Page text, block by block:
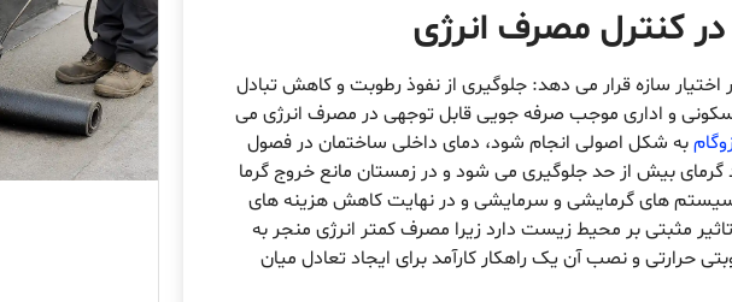
کنترل مصرف انرژی
اختیار سازه قرار می دهد: جلوگیری از نفوذ رطوبت و کاهش تبادل
و اداری موجب صرفه جویی قابل توجهی در مصرف انرژی می
به شکل اصولی انجام شود، دمای داخلی ساختمان در فصول
گرمای بیش از حد جلوگیری می شود و در زمستان مانع خروج گرما
های گرمایشی و سرمایشی و در نهایت کاهش هزینه های
مثبتی بر محیط زیست دارد زیرا مصرف کمتر انرژی منجر به
حرارتی و نصب آن یک راهکار کارآمد برای ایجاد تعادل میان